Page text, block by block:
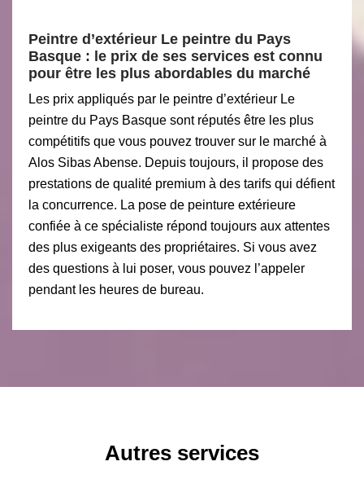
Peintre d’extérieur Le peintre du Pays
Basque : le prix de ses services est connu
pour être les plus abordables du marché
Les prix appliqués par le peintre d’extérieur Le
peintre du Pays Basque sont réputés être les plus
compétitifs que vous pouvez trouver sur le marché à
Alos Sibas Abense. Depuis toujours, il propose des
prestations de qualité premium à des tarifs qui défient
la concurrence. La pose de peinture extérieure
confiée à ce spécialiste répond toujours aux attentes
des plus exigeants des propriétaires. Si vous avez
des questions à lui poser, vous pouvez l’appeler
pendant les heures de bureau.
Autres services